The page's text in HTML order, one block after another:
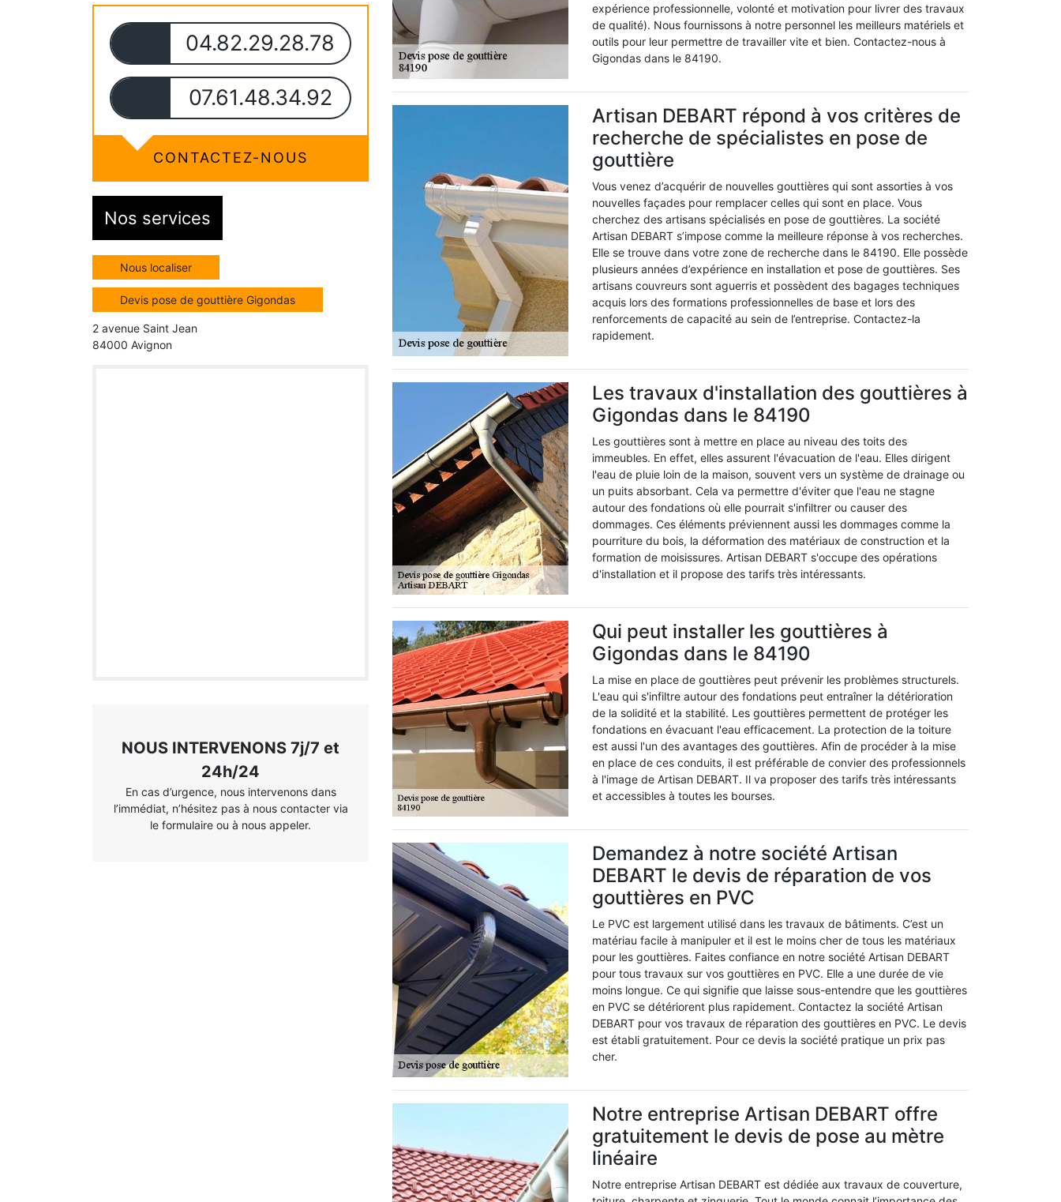
04.82.29.28.78
07.61.48.34.92
CONTACTEZ-NOUS
Nos services
Nous localiser
Devis pose de gouttière Gigondas
2 avenue Saint Jean
84000 Avignon
NOUS INTERVENONS 7j/7 et
24h/24
En cas d’urgence, nous intervenons dans
l’immédiat, n’hésitez pas à nous contacter via
le formulaire ou à nous appeler.
expérience professionnelle, volonté et motivation pour livrer des travaux
de qualité). Nous fournissons à notre personnel les meilleurs matériels et
outils pour leur permettre de travailler vite et bien. Contactez-nous à
Gigondas dans le 84190.
Artisan DEBART répond à vos critères de
recherche de spécialistes en pose de
gouttière
Vous venez d’acquérir de nouvelles gouttières qui sont assorties à vos
nouvelles façades pour remplacer celles qui sont en place. Vous
cherchez des artisans spécialisés en pose de gouttières. La société
Artisan DEBART s’impose comme la meilleure réponse à vos recherches.
Elle se trouve dans votre zone de recherche dans le 84190. Elle possède
plusieurs années d’expérience en installation et pose de gouttières. Ses
artisans couvreurs sont aguerris et possèdent des bagages techniques
acquis lors des formations professionnelles de base et lors des
renforcements de capacité au sein de l’entreprise. Contactez-la
rapidement.
Les travaux d'installation des gouttières à
Gigondas dans le 84190
Les gouttières sont à mettre en place au niveau des toits des
immeubles. En effet, elles assurent l'évacuation de l'eau. Elles dirigent
l'eau de pluie loin de la maison, souvent vers un système de drainage ou
un puits absorbant. Cela va permettre d'éviter que l'eau ne stagne
autour des fondations où elle pourrait s'infiltrer ou causer des
dommages. Ces éléments préviennent aussi les dommages comme la
pourriture du bois, la déformation des matériaux de construction et la
formation de moisissures. Artisan DEBART s'occupe des opérations
d'installation et il propose des tarifs très intéressants.
Qui peut installer les gouttières à
Gigondas dans le 84190
La mise en place de gouttières peut prévenir les problèmes structurels.
L'eau qui s'infiltre autour des fondations peut entraîner la détérioration
de la solidité et la stabilité. Les gouttières permettent de protéger les
fondations en évacuant l'eau efficacement. La protection de la toiture
est aussi l'un des avantages des gouttières. Afin de procéder à la mise
en place de ces conduits, il est préférable de convier des professionnels
à l'image de Artisan DEBART. Il va proposer des tarifs très intéressants
et accessibles à toutes les bourses.
Demandez à notre société Artisan
DEBART le devis de réparation de vos
gouttières en PVC
Le PVC est largement utilisé dans les travaux de bâtiments. C’est un
matériau facile à manipuler et il est le moins cher de tous les matériaux
pour les gouttières. Faites confiance en notre société Artisan DEBART
pour tous travaux sur vos gouttières en PVC. Elle a une durée de vie
moins longue. Ce qui signifie que laisse sous-entendre que les gouttières
en PVC se détériorent plus rapidement. Contactez la société Artisan
DEBART pour vos travaux de réparation des gouttières en PVC. Le devis
est établi gratuitement. Pour ce devis la société pratique un prix pas
cher.
Notre entreprise Artisan DEBART offre
gratuitement le devis de pose au mètre
linéaire
Notre entreprise Artisan DEBART est dédiée aux travaux de couverture,